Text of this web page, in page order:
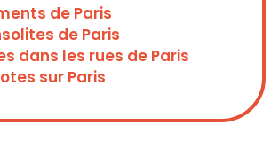
de Paris
de Paris
dans les rues de Paris
sur Paris